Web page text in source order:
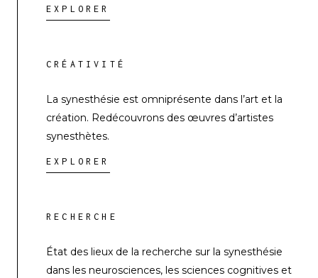
EXPLORER
CRÉATIVITÉ
La synesthésie est omniprésente dans l’art et la
création. Redécouvrons des œuvres d’artistes
synesthètes.
EXPLORER
RECHERCHE
État des lieux de la recherche sur la synesthésie
dans les neurosciences, les sciences cognitives et